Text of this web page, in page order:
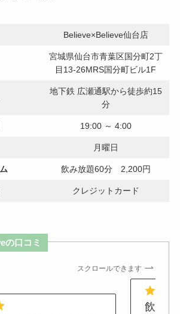
Believe×Believe仙台店
宮城県仙台市青葉区国分町2丁
目13-26MRS国分町ビル1F
地下鉄 広瀬通駅から徒歩約15
分
19:00 ～ 4:00
月曜日
飲み放題60分 2,200円
クレジットカード
の口コミ
スクロールできます
飲み放